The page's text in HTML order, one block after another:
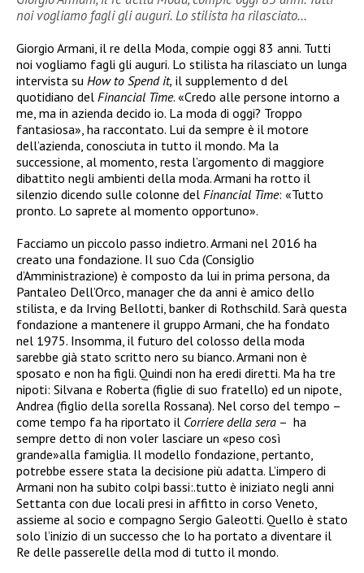
noi vogliamo fagli gli auguri. Lo stilista ha rilasciato…
Giorgio Armani, il re della Moda, compie oggi 83 anni. Tutti
noi vogliamo fagli gli auguri. Lo stilista ha rilasciato un lunga
intervista su How to Spend it, il supplemento d del
quotidiano del Financial Time. «Credo alle persone intorno a
me, ma in azienda decido io. La moda di oggi? Troppo
fantasiosa», ha raccontato. Lui da sempre è il motore
dell’azienda, conosciuta in tutto il mondo. Ma la
successione, al momento, resta l’argomento di maggiore
dibattito negli ambienti della moda. Armani ha rotto il
silenzio dicendo sulle colonne del Financial Time: «Tutto
pronto. Lo saprete al momento opportuno».
Facciamo un piccolo passo indietro. Armani nel 2016 ha
creato una fondazione. Il suo Cda (Consiglio
d’Amministrazione) è composto da lui in prima persona, da
Pantaleo Dell’Orco, manager che da anni è amico dello
stilista, e da Irving Bellotti, banker di Rothschild. Sarà questa
fondazione a mantenere il gruppo Armani, che ha fondato
nel 1975. Insomma, il futuro del colosso della moda
sarebbe già stato scritto nero su bianco. Armani non è
sposato e non ha figli. Quindi non ha eredi diretti. Ma ha tre
nipoti: Silvana e Roberta (figlie di suo fratello) ed un nipote,
Andrea (figlio della sorella Rossana). Nel corso del tempo –
come tempo fa ha riportato il Corriere della sera – ha
sempre detto di non voler lasciare un «peso così
grande»alla famiglia. Il modello fondazione, pertanto,
potrebbe essere stata la decisione più adatta. L’impero di
Armani non ha subito colpi bassi:.tutto è iniziato negli anni
Settanta con due locali presi in affitto in corso Veneto,
assieme al socio e compagno Sergio Galeotti. Quello è stato
solo l’inizio di un successo che lo ha portato a diventare il
Re delle passerelle della mod di tutto il mondo.